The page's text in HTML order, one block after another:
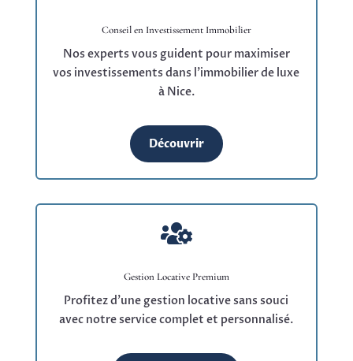
Conseil en Investissement Immobilier
Nos experts vous guident pour maximiser
vos investissements dans l’immobilier de luxe
à Nice.
Découvrir

Gestion Locative Premium
Profitez d’une gestion locative sans souci
avec notre service complet et personnalisé.